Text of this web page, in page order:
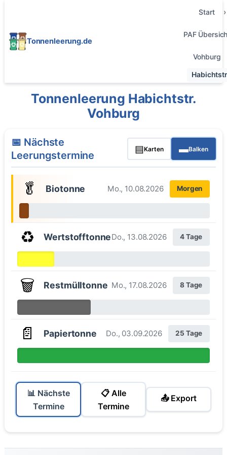
Tonnenleerung.de
Start
PAF
Vohburg
Tonnenleerung Habichtstr.
Vohburg
📅 Nächste
Leerungstermine
▤Karten ▬Balken
🥬 Biotonne Mo., 10.08.2026 Morgen
♻️ WertstofftonneDo., 13.08.2026 4 Tage
🗑️ Restmülltonne Mo., 17.08.2026 8 Tage
📄 Papiertonne Do., 03.09.2026 25 Tage
📊 Nächste
Termine
📋 Alle
Termine
📤 Export